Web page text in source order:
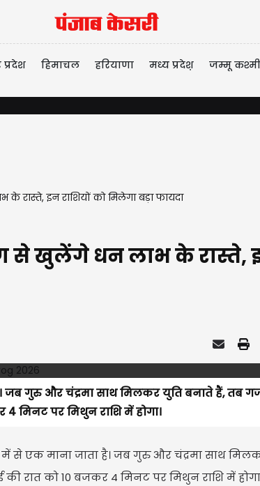
प्रदेश हिमाचल हरियाणा मध्य प्रदेश़ जम्मू
रास्ते, इन राशियों को मिलेगा बड़ा फायदा
से खुलेंगे धन लाभ के रास्ते,
जब गुरु और चंद्रमा साथ मिलकर युति बनाते हैं, तब
मिनट पर मिथुन राशि में होगा।
से एक माना जाता है। जब गुरु और चंद्रमा साथ
रात को 10 बजकर 4 मिनट पर मिथुन राशि में